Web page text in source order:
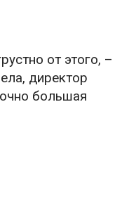
от этого, –
директор
большая